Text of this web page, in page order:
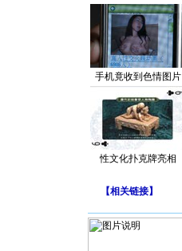
手机竟收到色情图片
性文化扑克牌亮相
【相关链接】